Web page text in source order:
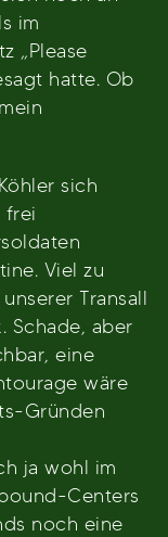
im
„Please
hatte. Ob
sich
frei
Viel zu
Transall
Schade, aber
eine
wäre
Gründen
ja wohl im
Centers
noch eine